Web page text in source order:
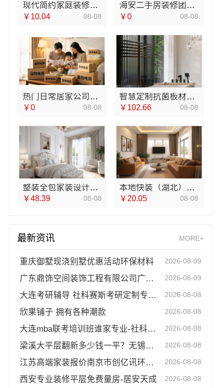
现代简约家庭装修免费设计整体落地-福建尚艺空间新材料科技有限公司
￥10.04 08-08
海安二手房装修团队，南通宏域全宅装饰建材有限公司施工
￥0 08-08
热门日常居家公司价格，湖北省惠物电子商务有限公司一站购齐
￥0 08-08
智慧定制抗菌板材，邯郸至臻全宅新材料有限公司绿色耐用
￥102.66 08-08
整装全包家装设计厨卫改造-宁波雅美和居建材科技
￥48.39 08-08
本地快装（湖北）科技有限公司：本地快捷住宅装修毛坯房
￥20.05 08-08
最新资讯 MORE+
重庆御墅现浇别墅优惠活动环保材料 2026-08-09
广东鼎饰空间装饰工程有限公司广东靠谱空间设计环保材料 2026-08-09
大连考研辅导 社科赛斯考研定制专属学生方案 2026-08-08
欣果铺子 拥有各种潮款 2026-08-08
大连mba联考培训班谁家专业-社科赛斯 2026-08-08
梁溪大平层翻新多少钱一平？无锡亿莱居装饰工程材料有限公司详解 2026-08-08
江苏高端家装报价南京市创亿讯环保新材料 2026-08-08
西安专业装修平层免费量房-居安天成 2026-08-08